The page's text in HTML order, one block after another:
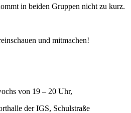
in beiden Gruppen nicht zu kurz.
und mitmachen!
von 19 – 20 Uhr,
der IGS, Schulstraße